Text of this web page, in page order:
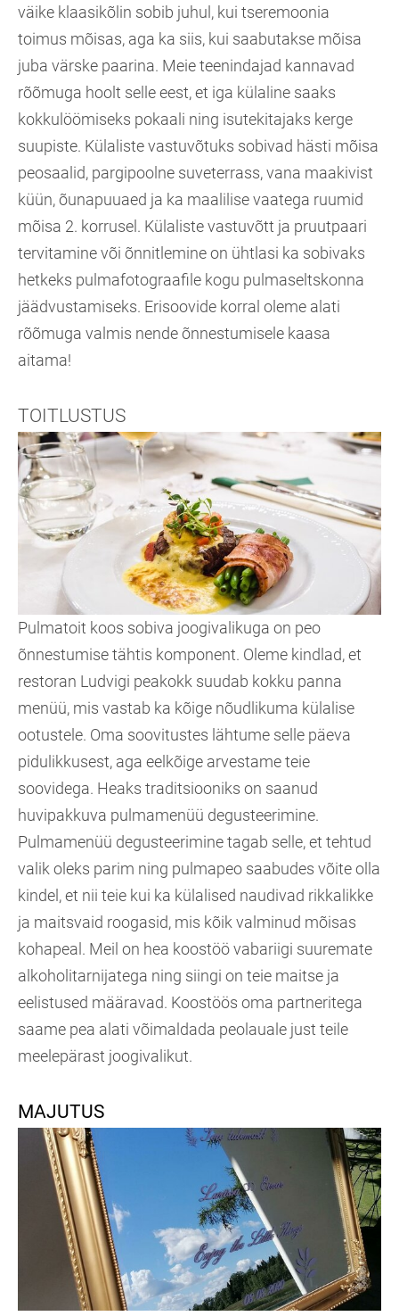
väike klaasikõlin sobib juhul, kui tseremoonia
toimus mõisas, aga ka siis, kui saabutakse mõisa
juba värske paarina. Meie teenindajad kannavad
rõõmuga hoolt selle eest, et iga külaline saaks
kokkulöömiseks pokaali ning isutekitajaks kerge
suupiste. Külaliste vastuvõtuks sobivad hästi mõisa
peosaalid, pargipoolne suveterrass, vana maakivist
küün, õunapuuaed ja ka maalilise vaatega ruumid
mõisa 2. korrusel. Külaliste vastuvõtt ja pruutpaari
tervitamine või õnnitlemine on ühtlasi ka sobivaks
hetkeks pulmafotograafile kogu pulmaseltskonna
jäädvustamiseks. Erisoovide korral oleme alati
rõõmuga valmis nende õnnestumisele kaasa
aitama!
TOITLUSTUS
Pulmatoit koos sobiva joogivalikuga on peo
õnnestumise tähtis komponent. Oleme kindlad, et
restoran Ludvigi peakokk suudab kokku panna
menüü, mis vastab ka kõige nõudlikuma külalise
ootustele. Oma soovitustes lähtume selle päeva
pidulikkusest, aga eelkõige arvestame teie
soovidega. Heaks traditsiooniks on saanud
huvipakkuva pulmamenüü degusteerimine.
Pulmamenüü degusteerimine tagab selle, et tehtud
valik oleks parim ning pulmapeo saabudes võite olla
kindel, et nii teie kui ka külalised naudivad rikkalikke
ja maitsvaid roogasid, mis kõik valminud mõisas
kohapeal. Meil on hea koostöö vabariigi suuremate
alkoholitarnijatega ning siingi on teie maitse ja
eelistused määravad. Koostöös oma partneritega
saame pea alati võimaldada peolauale just teile
meelepärast joogivalikut.
MAJUTUS